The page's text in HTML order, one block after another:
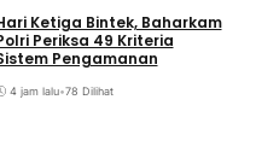
Ketiga Bintek, Baharkam
Periksa 49 Kriteria
Pengamanan
4 jam lalu•78 Dilihat